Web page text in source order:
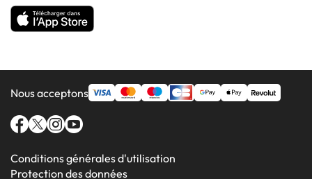
Nous acceptons
Conditions générales d'utilisation
Protection des données